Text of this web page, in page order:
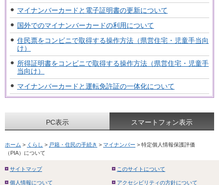
マイナンバーカードと電子証明書の更新について
国外でのマイナンバーカードの利用について
住民票をコンビニで取得する操作方法（県営住宅・児童手当向
け）
所得証明書をコンビニで取得する操作方法（県営住宅・児童手
当向け）
マイナンバーカードと運転免許証の一体化について
PC表示 スマートフォン表示
ホーム > くらし > 戸籍・住民の手続き > マイナンバー > 特定個人情報保護評価
（PIA）について
サイトマップ このサイトについて
個人情報について アクセシビリティの方針について